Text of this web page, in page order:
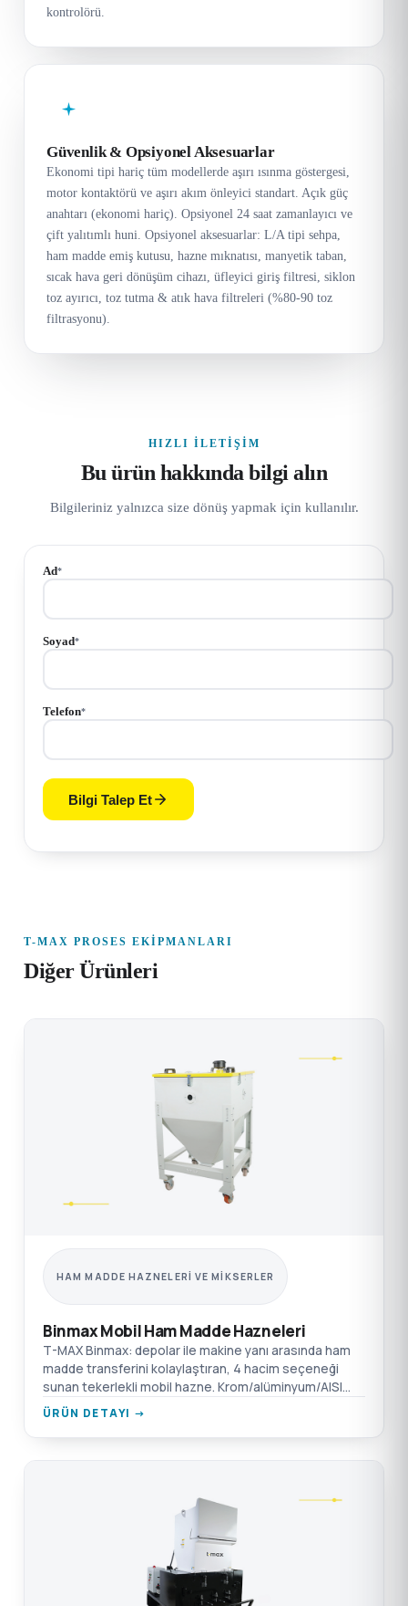
kontrolörü.
Güvenlik & Opsiyonel Aksesuarlar
Ekonomi tipi hariç tüm modellerde aşırı ısınma göstergesi,
motor kontaktörü ve aşırı akım önleyici standart. Açık güç
anahtarı (ekonomi hariç). Opsiyonel 24 saat zamanlayıcı ve
çift yalıtımlı huni. Opsiyonel aksesuarlar: L/A tipi sehpa,
ham madde emiş kutusu, hazne mıknatısı, manyetik taban,
sıcak hava geri dönüşüm cihazı, üfleyici giriş filtresi, siklon
toz ayırıcı, toz tutma & atık hava filtreleri (%80-90 toz
filtrasyonu).
HIZLI İLETIŞIM
Bu ürün hakkında bilgi alın
Bilgileriniz yalnızca size dönüş yapmak için kullanılır.
Ad*
Soyad*
Telefon*
Bilgi Talep Et
T-MAX PROSES EKIPMANLARI
Diğer Ürünleri
HAM MADDE HAZNELERI VE MIKSERLER
Binmax Mobil Ham Madde Hazneleri
T-MAX Binmax: depolar ile makine yanı arasında ham
madde transferini kolaylaştıran, 4 hacim seçeneği
sunan tekerlekli mobil hazne. Krom/alüminyum/AISI
304 SST seçenekleri.
ÜRÜN DETAYI →